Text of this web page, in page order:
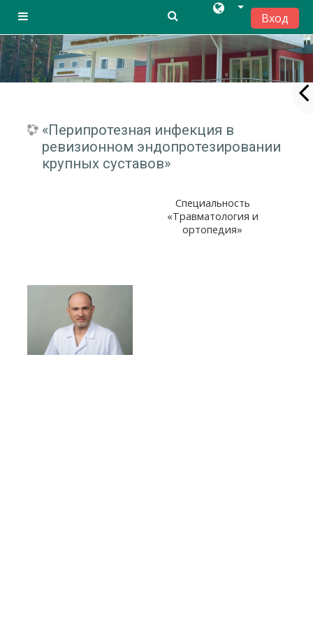
Перейти к основному содержанию
Side panel
Вход
«Перипротезная инфекция в
ревизионном эндопротезировании
крупных суставов»
Специальность
«Травматология и
ортопедия»